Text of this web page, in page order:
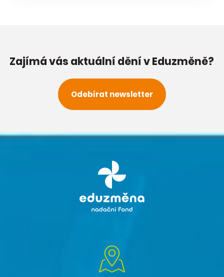
Zajímá vás aktuální dění v Eduzměně?
Odebírat newsletter